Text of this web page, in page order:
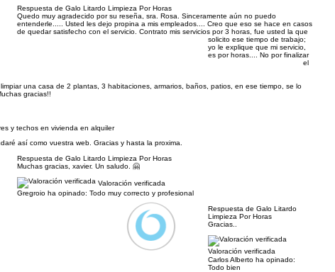
Respuesta de Galo Litardo Limpieza Por Horas
Quedo muy agradecido por su reseña, sra. Rosa. Sinceramente aún no puedo
entenderle..... Usted les dejo propina a mis empleados.... Creo que eso se hace en casos
de quedar satisfecho con el servicio. Contrato mis servicios por 3 horas, fue usted la que
solicito ese tiempo de trabajo;
yo le explique que mi servicio,
es por horas.... No por finalizar
el
una casa de 2 plantas, 3 habitaciones, armarios, baños, patios, en ese tiempo, se lo
gracias!!
y techos en vivienda en alquiler
así como vuestra web. Gracias y hasta la proxima.
Respuesta de Galo Litardo Limpieza Por Horas
Muchas gracias, xavier. Un saludo. 🤗
Valoración verificada
Gregroio ha opinado: Todo muy correcto y profesional
Respuesta de Galo Litardo
Limpieza Por Horas
Gracias..
Valoración verificada
Carlos Alberto ha opinado:
Todo bien